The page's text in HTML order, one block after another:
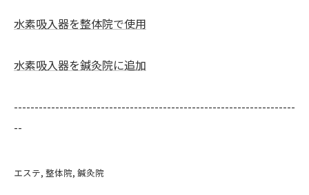
水素吸入器を整体院で使用
水素吸入器を鍼灸院に追加
--------------------------------------------------------------------
--
エステ 整体院 鍼灸院